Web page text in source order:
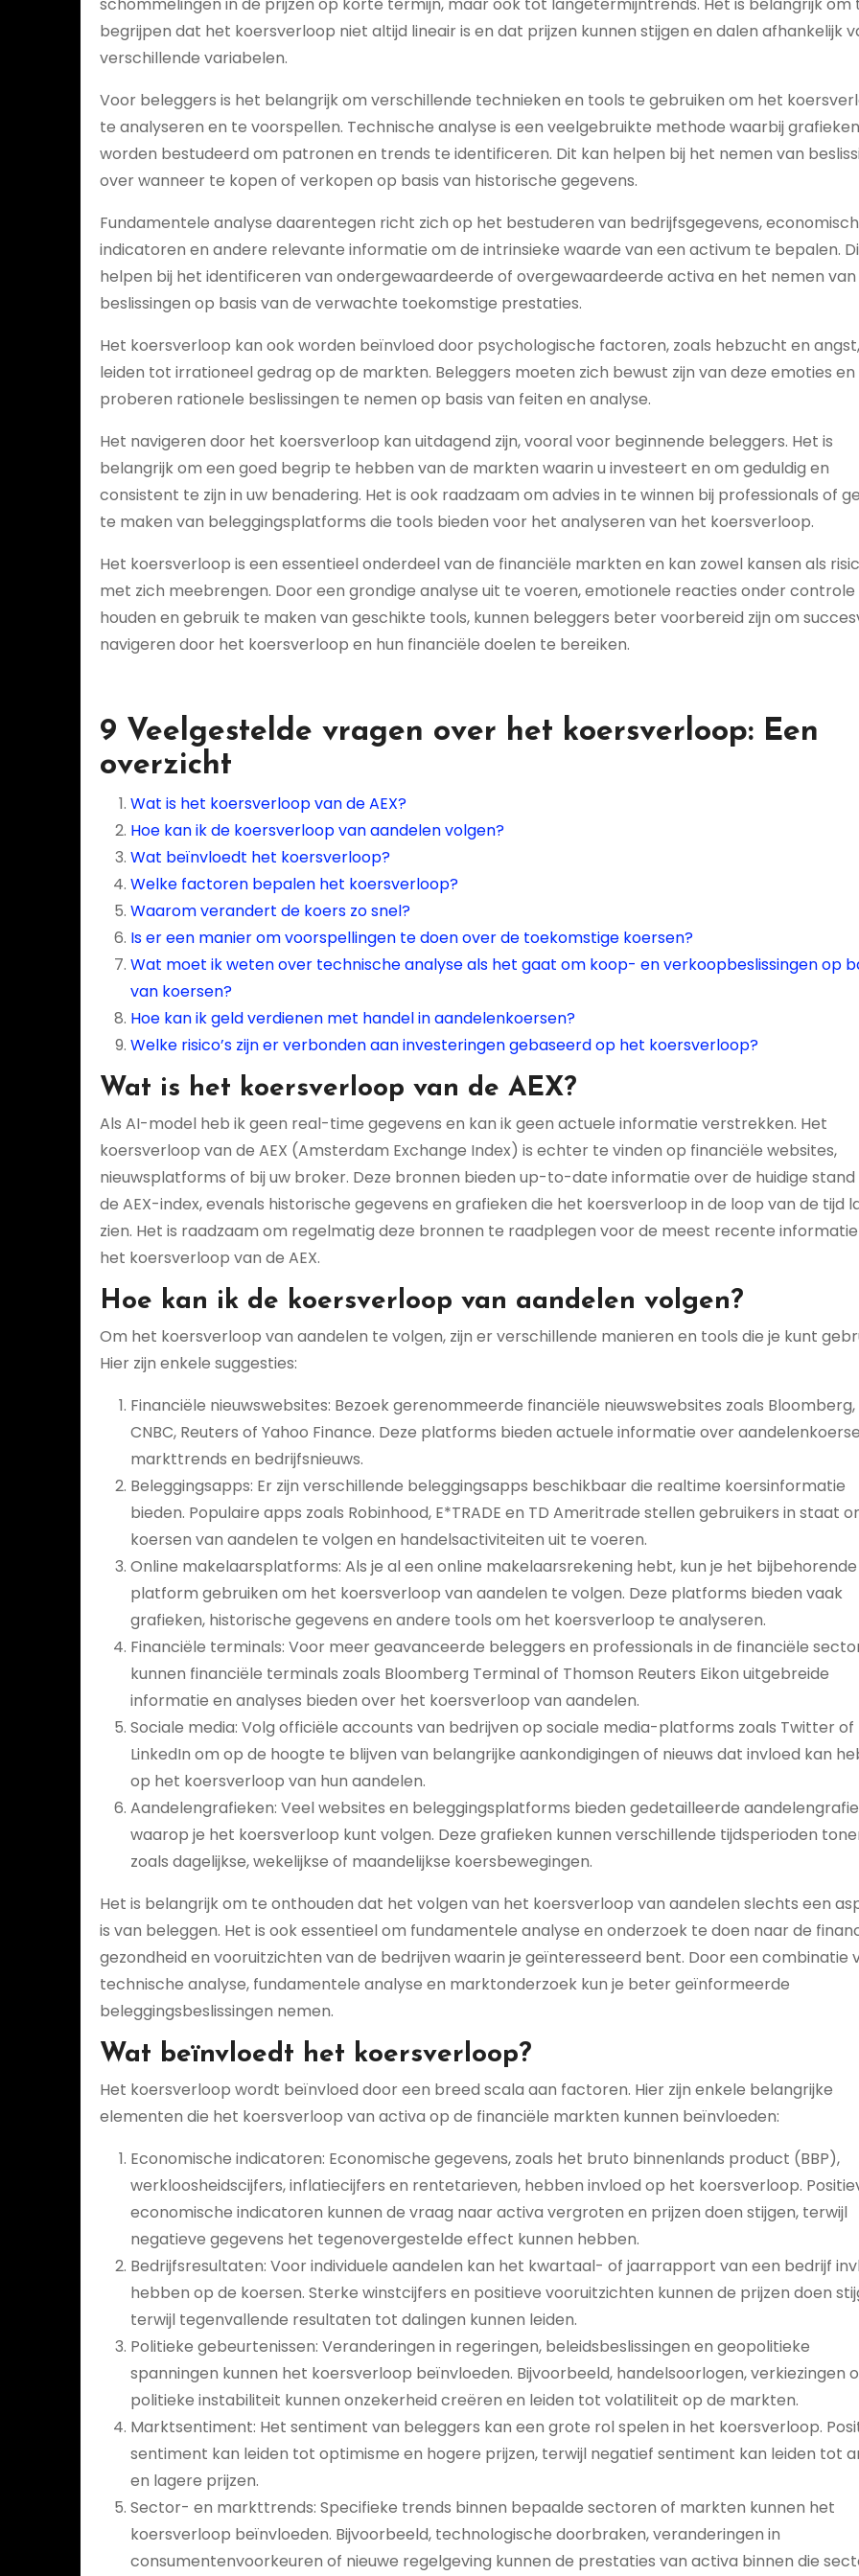
begrijpen dat het koersverloop niet altijd lineair is en dat prijzen kunnen stijgen en dalen afhankelijk
verschillende variabelen.
Voor beleggers is het belangrijk om verschillende technieken en tools te gebruiken om het
te analyseren en te voorspellen. Technische analyse is een veelgebruikte methode waarbij grafieken
worden bestudeerd om patronen en trends te identificeren. Dit kan helpen bij het nemen van
over wanneer te kopen of verkopen op basis van historische gegevens.
Fundamentele analyse daarentegen richt zich op het bestuderen van bedrijfsgegevens,
indicatoren en andere relevante informatie om de intrinsieke waarde van een activum te bepalen.
helpen bij het identificeren van ondergewaardeerde of overgewaardeerde activa en het nemen van
beslissingen op basis van de verwachte toekomstige prestaties.
Het koersverloop kan ook worden beïnvloed door psychologische factoren, zoals hebzucht en
leiden tot irrationeel gedrag op de markten. Beleggers moeten zich bewust zijn van deze emoties en
proberen rationele beslissingen te nemen op basis van feiten en analyse.
Het navigeren door het koersverloop kan uitdagend zijn, vooral voor beginnende beleggers. Het is
belangrijk om een goed begrip te hebben van de markten waarin u investeert en om geduldig en
consistent te zijn in uw benadering. Het is ook raadzaam om advies in te winnen bij professionals of
te maken van beleggingsplatforms die tools bieden voor het analyseren van het koersverloop.
Het koersverloop is een essentieel onderdeel van de financiële markten en kan zowel kansen als
met zich meebrengen. Door een grondige analyse uit te voeren, emotionele reacties onder
houden en gebruik te maken van geschikte tools, kunnen beleggers beter voorbereid zijn om
navigeren door het koersverloop en hun financiële doelen te bereiken.
9 Veelgestelde vragen over het koersverloop: Een
overzicht
Wat is het koersverloop van de AEX?
Hoe kan ik de koersverloop van aandelen volgen?
Wat beïnvloedt het koersverloop?
Welke factoren bepalen het koersverloop?
Waarom verandert de koers zo snel?
Is er een manier om voorspellingen te doen over de toekomstige koersen?
Wat moet ik weten over technische analyse als het gaat om koop- en verkoopbeslissingen op
van koersen?
Hoe kan ik geld verdienen met handel in aandelenkoersen?
Welke risico’s zijn er verbonden aan investeringen gebaseerd op het koersverloop?
Wat is het koersverloop van de AEX?
Als AI-model heb ik geen real-time gegevens en kan ik geen actuele informatie verstrekken. Het
koersverloop van de AEX (Amsterdam Exchange Index) is echter te vinden op financiële websites,
nieuwsplatforms of bij uw broker. Deze bronnen bieden up-to-date informatie over de huidige stand
de AEX-index, evenals historische gegevens en grafieken die het koersverloop in de loop van de tijd
zien. Het is raadzaam om regelmatig deze bronnen te raadplegen voor de meest recente
het koersverloop van de AEX.
Hoe kan ik de koersverloop van aandelen volgen?
Om het koersverloop van aandelen te volgen, zijn er verschillende manieren en tools die je kunt
Hier zijn enkele suggesties:
Financiële nieuwswebsites: Bezoek gerenommeerde financiële nieuwswebsites zoals Bloomberg,
CNBC, Reuters of Yahoo Finance. Deze platforms bieden actuele informatie over
markttrends en bedrijfsnieuws.
Beleggingsapps: Er zijn verschillende beleggingsapps beschikbaar die realtime koersinformatie
bieden. Populaire apps zoals Robinhood, E*TRADE en TD Ameritrade stellen gebruikers in staat
koersen van aandelen te volgen en handelsactiviteiten uit te voeren.
Online makelaarsplatforms: Als je al een online makelaarsrekening hebt, kun je het bijbehorende
platform gebruiken om het koersverloop van aandelen te volgen. Deze platforms bieden vaak
grafieken, historische gegevens en andere tools om het koersverloop te analyseren.
Financiële terminals: Voor meer geavanceerde beleggers en professionals in de financiële
kunnen financiële terminals zoals Bloomberg Terminal of Thomson Reuters Eikon uitgebreide
informatie en analyses bieden over het koersverloop van aandelen.
Sociale media: Volg officiële accounts van bedrijven op sociale media-platforms zoals Twitter of
LinkedIn om op de hoogte te blijven van belangrijke aankondigingen of nieuws dat invloed kan
op het koersverloop van hun aandelen.
Aandelengrafieken: Veel websites en beleggingsplatforms bieden gedetailleerde
waarop je het koersverloop kunt volgen. Deze grafieken kunnen verschillende tijdsperioden
zoals dagelijkse, wekelijkse of maandelijkse koersbewegingen.
Het is belangrijk om te onthouden dat het volgen van het koersverloop van aandelen slechts een
is van beleggen. Het is ook essentieel om fundamentele analyse en onderzoek te doen naar de
gezondheid en vooruitzichten van de bedrijven waarin je geïnteresseerd bent. Door een combinatie
technische analyse, fundamentele analyse en marktonderzoek kun je beter geïnformeerde
beleggingsbeslissingen nemen.
Wat beïnvloedt het koersverloop?
Het koersverloop wordt beïnvloed door een breed scala aan factoren. Hier zijn enkele belangrijke
elementen die het koersverloop van activa op de financiële markten kunnen beïnvloeden:
Economische indicatoren: Economische gegevens, zoals het bruto binnenlands product (BBP),
werkloosheidscijfers, inflatiecijfers en rentetarieven, hebben invloed op het koersverloop.
economische indicatoren kunnen de vraag naar activa vergroten en prijzen doen stijgen, terwijl
negatieve gegevens het tegenovergestelde effect kunnen hebben.
Bedrijfsresultaten: Voor individuele aandelen kan het kwartaal- of jaarrapport van een bedrijf
hebben op de koersen. Sterke winstcijfers en positieve vooruitzichten kunnen de prijzen doen
terwijl tegenvallende resultaten tot dalingen kunnen leiden.
Politieke gebeurtenissen: Veranderingen in regeringen, beleidsbeslissingen en geopolitieke
spanningen kunnen het koersverloop beïnvloeden. Bijvoorbeeld, handelsoorlogen, verkiezingen
politieke instabiliteit kunnen onzekerheid creëren en leiden tot volatiliteit op de markten.
Marktsentiment: Het sentiment van beleggers kan een grote rol spelen in het koersverloop.
sentiment kan leiden tot optimisme en hogere prijzen, terwijl negatief sentiment kan leiden tot
en lagere prijzen.
Sector- en markttrends: Specifieke trends binnen bepaalde sectoren of markten kunnen het
koersverloop beïnvloeden. Bijvoorbeeld, technologische doorbraken, veranderingen in
consumentenvoorkeuren of nieuwe regelgeving kunnen de prestaties van activa binnen die